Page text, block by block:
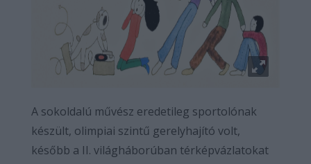
A sokoldalú művész eredetileg sportolónak
készült, olimpiai szintű gerelyhajító volt,
később a II. világháborúban térképvázlatokat